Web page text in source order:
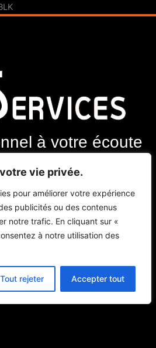
vie privée.
pour améliorer votre expérience
publicités ou des contenus
notre trafic. En cliquant sur «
à notre utilisation des
Tout rejeter Accepter tout
à votre écoute
Menu :
Contact :